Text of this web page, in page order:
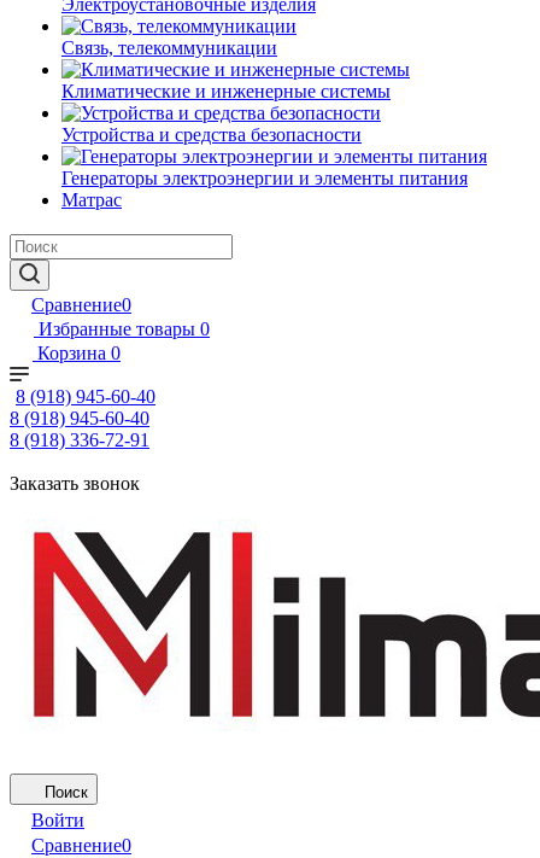
Электроустановочные изделия
Связь, телекоммуникации
Климатические и инженерные системы
Устройства и средства безопасности
Генераторы электроэнергии и элементы питания
Матрас
Сравнение0
Избранные товары 0
Корзина 0
8 (918) 945-60-40
8 (918) 945-60-40
8 (918) 336-72-91
Заказать звонок
Поиск
Войти
Сравнение0